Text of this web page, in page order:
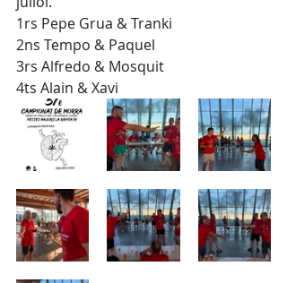
1rs Pepe Grua & Tranki
2ns Tempo & Paquel
3rs Alfredo & Mosquit
4ts Alain & Xavi